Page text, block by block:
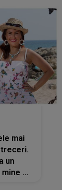
mai
un
de